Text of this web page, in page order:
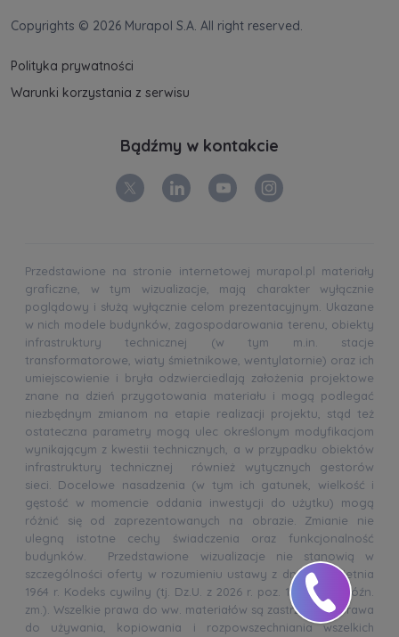
Copyrights © 2026 Murapol S.A. All right reserved.
Polityka prywatności
Warunki korzystania z serwisu
Bądźmy w kontakcie
Przedstawione na stronie internetowej murapol.pl materiały
graficzne, w tym wizualizacje, mają charakter wyłącznie
poglądowy i służą wyłącznie celom prezentacyjnym. Ukazane
w nich modele budynków, zagospodarowania terenu, obiekty
infrastruktury technicznej (w tym m.in. stacje
transformatorowe, wiaty śmietnikowe, wentylatornie) oraz ich
umiejscowienie i bryła odzwierciedlają założenia projektowe
znane na dzień przygotowania materiału i mogą podlegać
niezbędnym zmianom na etapie realizacji projektu, stąd też
ostateczna parametry mogą ulec określonym modyfikacjom
wynikającym z kwestii technicznych, a w przypadku obiektów
infrastruktury technicznej również wytycznych gestorów
sieci. Docelowe nasadzenia (w tym ich gatunek, wielkość i
gęstość w momencie oddania inwestycji do użytku) mogą
różnić się od zaprezentowanych na obrazie. Zmianie nie
ulegną istotne cechy świadczenia oraz funkcjonalność
budynków. Przedstawione wizualizacje nie stanowią w
szczególności oferty w rozumieniu ustawy z dnia 23 kwietnia
1964 r. Kodeks cywilny (tj. Dz.U. z 2026 r. poz. 184, 507 z późn.
zm.). Wszelkie prawa do ww. materiałów są zastrzeżone. Prawa
do używania, kopiowania i rozpowszechniania wszelkich